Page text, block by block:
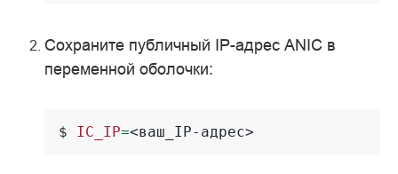
Сохраните публичный IP-адрес ANIC в
переменной оболочки:
$ IC_IP=